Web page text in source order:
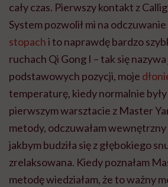
cały czas. Pierwszy kontakt z
System pozwolił mi na odczuwanie
stopachi to naprawdę bardzo
ruchach Qi Gong I – tak się
podstawowych pozycji, moje
temperaturę, kiedy normalnie
pierwszym warsztacie z Master
metody, odczuwałam
jakbym budziła się z głębokiego
zrelaksowana. Kiedy poznałam
metodę wiedziałam, że to ważny